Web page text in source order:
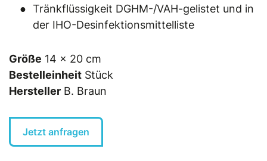
Tränkflüssigkeit DGHM-/VAH-gelistet und in
der IHO-Desinfektionsmittelliste
Größe 14 x 20 cm
Bestelleinheit Stück
Hersteller B. Braun
Jetzt anfragen